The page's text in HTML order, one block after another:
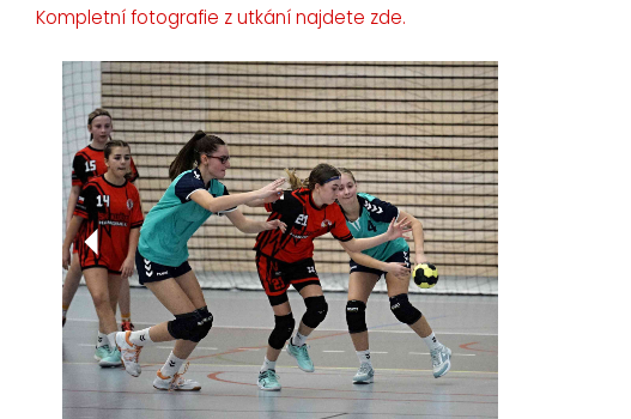
Kompletní fotografie z utkání najdete zde.